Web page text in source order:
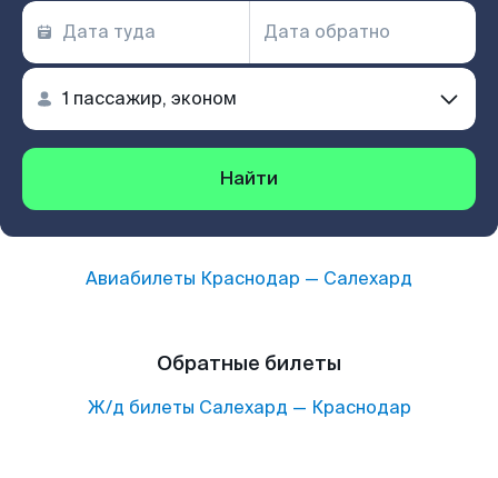
Найти
Авиабилеты Краснодар — Салехард
Обратные билеты
Ж/д билеты Салехард — Краснодар